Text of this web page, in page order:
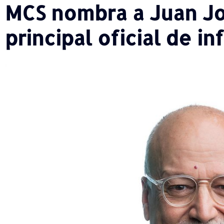
MCS nombra a Juan
principal oficial de